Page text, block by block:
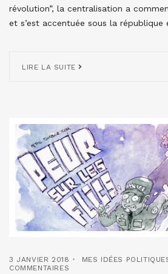
révolution”, la centralisation a
et s’est accentuée sous la
LIRE LA SUITE
3 JANVIER 2018 MES IDÉES
COMMENTAIRES